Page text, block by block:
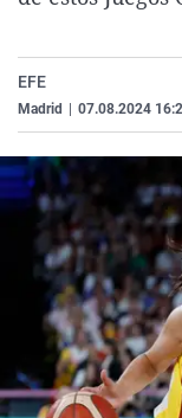
EFE
Madrid 07.08.2024